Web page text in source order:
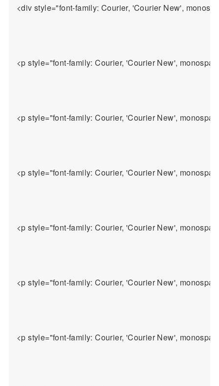
<div style="font-family: Courier, 'Courier New',
<p style="font-family: Courier, 'Courier New',
<p style="font-family: Courier, 'Courier New',
<p style="font-family: Courier, 'Courier New',
<p style="font-family: Courier, 'Courier New',
<p style="font-family: Courier, 'Courier New',
<p style="font-family: Courier, 'Courier New',